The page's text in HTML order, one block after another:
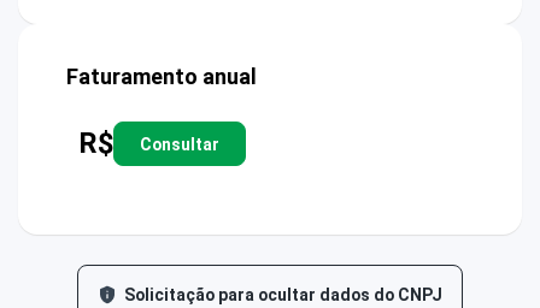
Faturamento anual
R$ Consultar
Solicitação para ocultar dados do CNPJ